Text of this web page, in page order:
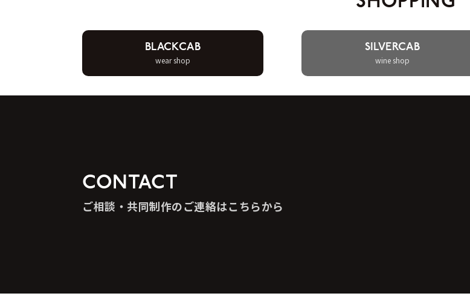
BLACKCAB
wear shop
SILVERCAB
wine shop
CONTACT
ご相談・共同制作のご連絡はこちらから